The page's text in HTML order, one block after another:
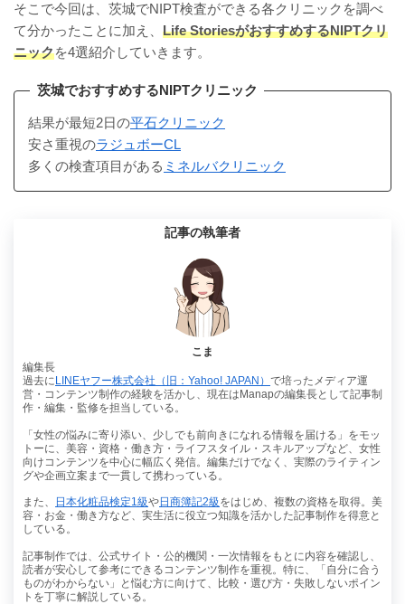
そこで今回は、茨城でNIPT検査ができる各クリニックを調べ
て分かったことに加え、 Life StoriesがおすすめするNIPTクリ
ニックを4選紹介していきます。
茨城でおすすめするNIPTクリニック
結果が最短2日の平石クリニック
安さ重視のラジュボーCL
多くの検査項目がある ミネルバクリニック
記事の執筆者
こま
編集長
過去に LINEヤフー株式会社（旧：Yahoo! JAPAN） で培ったメディア運
営・コンテンツ制作の経験を活かし、現在はManapの編集長として記事制
作・編集・監修を担当している。
「女性の悩みに寄り添い、少しでも前向きになれる情報を届ける」をモッ
トーに、美容・資格・働き方・ライフスタイル・スキルアップなど、女性
向けコンテンツを中心に幅広く発信。編集だけでなく、実際のライティン
グや企画立案まで一貫して携わっている。
また、 日本化粧品検定1級や日商簿記2級をはじめ、複数の資格を取得。美
容・お金・働き方など、実生活に役立つ知識を活かした記事制作を得意と
している。
記事制作では、公式サイト・公的機関・一次情報をもとに内容を確認し、
読者が安心して参考にできるコンテンツ制作を重視。特に、「自分に合う
ものがわからない」と悩む方に向けて、比較・選び方・失敗しないポイン
トを丁寧に解説している。